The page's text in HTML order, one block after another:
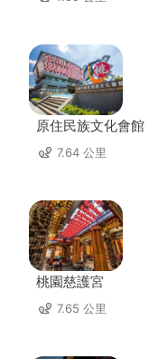
原住民族文化會館
7.64 公里
桃園慈護宮
7.65 公里